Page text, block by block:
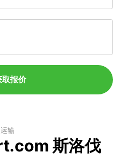
取报价
输
斯洛伐